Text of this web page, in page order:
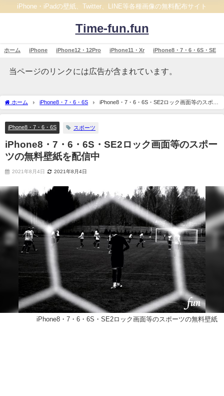
iPhone・iPadの壁紙、Twitter、LINE等各種画像の無料配布サイト
Time-fun.fun
ホーム iPhone iPhone12・12Pro iPhone11・Xr iPhone8・7・6・6S・SE
当ページのリンクには広告が含まれています。
ホーム iPhone8・7・6・6S
iPhone8・7・6・6S・SE2ロック画面等のスポー
ツの無料壁紙を配信中
iPhone8・7・6・6S スポーツ
iPhone8・7・6・6S・SE2ロック画面等のスポー
ツの無料壁紙を配信中
2021年8月4日 2021年8月4日
iPhone8・7・6・6S・SE2ロック画面等のスポーツの無料壁紙